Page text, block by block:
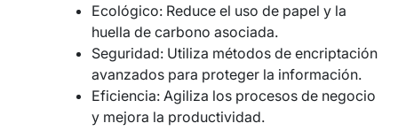
Ecológico: Reduce el uso de papel y la
huella de carbono asociada.
Seguridad: Utiliza métodos de encriptación
avanzados para proteger la información.
Eficiencia: Agiliza los procesos de negocio
y mejora la productividad.